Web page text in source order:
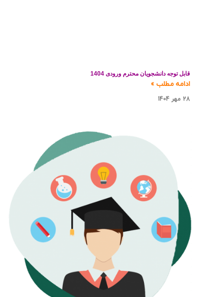
قابل توجه دانشجویان محترم ورودی 1404
ادامه مطلب »
28 مهر 1404